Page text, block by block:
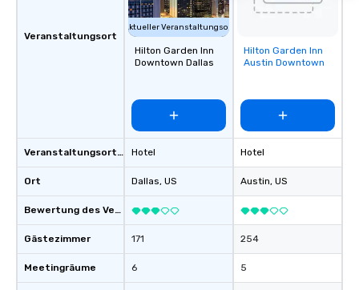
Veranstaltungsort
Veranstaltungsortstyp
Ort
Bewertung des Veranstaltungsortes
Gästezimmer
Meetingräume
Aktueller Veranstaltungsort
Hilton Garden Inn
Downtown Dallas
Hotel
Dallas, US
171
6
Removed from
favorites
Hilton Garden Inn
Austin Downtown
Hotel
Austin, US
254
5